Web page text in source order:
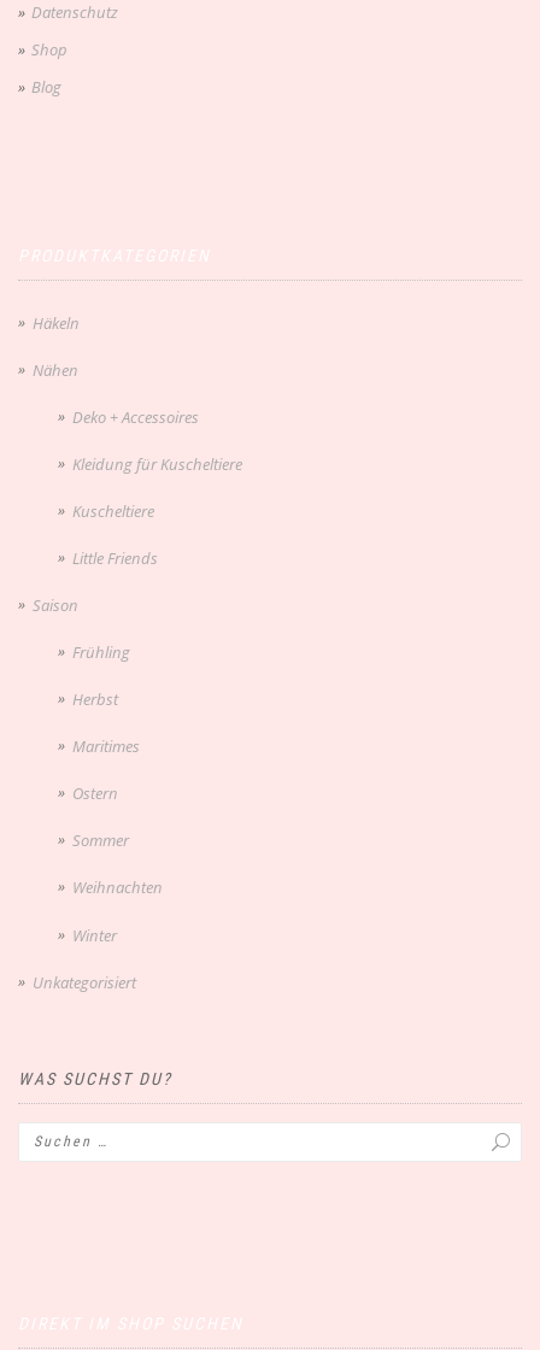
Datenschutz
Shop
Blog
Häkeln
Nähen
Deko + Accessoires
Kleidung für Kuscheltiere
Kuscheltiere
Little Friends
Saison
Frühling
Herbst
Maritimes
Ostern
Sommer
Weihnachten
Winter
Unkategorisiert
WAS SUCHST DU?